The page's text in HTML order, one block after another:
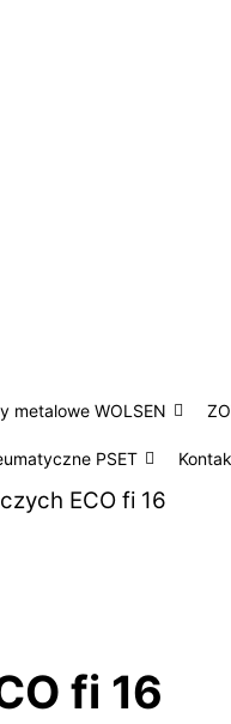
metalowe WOLSEN
PSET
ECO fi 16
fi 16